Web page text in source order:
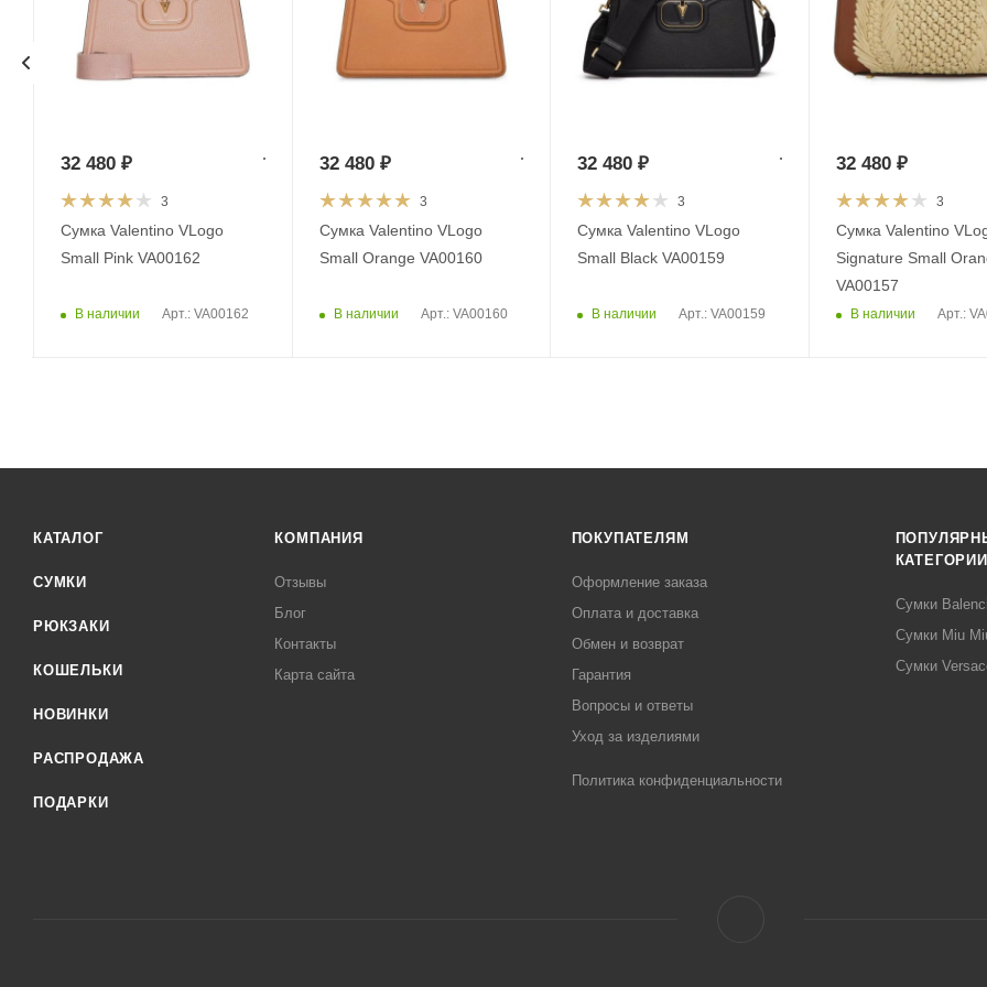
3
Сумка Valentino VLogo
Small Pink VA00162
В наличии Арт.: VA00162
32 480₽
3
Сумка Valentino VLogo
Small Orange VA00160
В наличии Арт.: VA00160
32 480₽
3
Сумка Valentino VLogo
Small Black VA00159
В наличии Арт.: VA00159
32 480 ₽
3
Сумка Valentino
Signature Small
VA00157
В наличии Арт.:
32 480 ₽
КАТАЛОГ
СУМКИ
РЮКЗАКИ
КОШЕЛЬКИ
НОВИНКИ
РАСПРОДАЖА
ПОДАРКИ
КОМПАНИЯ
Отзывы
Блог
Контакты
Карта сайта
ПОКУПАТЕЛЯМ
Оформление заказа
Оплата и доставка
Обмен и возврат
Гарантия
Вопросы и ответы
Уход за изделиями
Политика конфиденциальности
КАТЕГОРИИ
Сумки
Сумки Miu
Сумки